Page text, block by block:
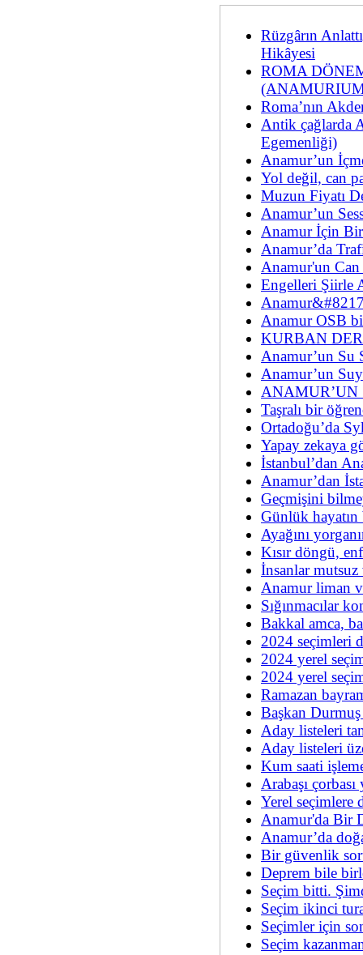
Rüzgârın
Hikâyesi
ROMA
Roma’nın
Antik çağlarda
Egemenliği)
Anamur’un
Yol değil, can
Muzun Fiyatı
Anamur’un
Anamur İçin
Anamur’da
Anamur'un
Engelleri Şiirle
Anamur OSB
KURBAN
Anamur’un Su
Anamur’un
Taşralı bir
Ortadoğu’da
Yapay zekaya
İstanbul’dan
Anamur’dan
Geçmişini
Günlük
Ayağını
Kısır döngü,
İnsanlar
Anamur liman
Sığınmacılar
Bakkal amca,
2024 seçimleri
2024 yerel
2024 yerel
Ramazan
Başkan
Aday listeleri
Aday listeleri
Kum saati
Arabaşı çorbası
Yerel seçimlere
Anamur'da Bir
Anamur’da
Bir güvenlik
Deprem bile
Seçim bitti.
Seçim ikinci
Seçimler için
Seçim